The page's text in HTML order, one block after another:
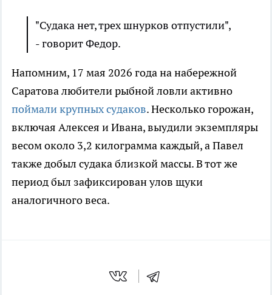
"Судака нет, трех шнурков отпустили",
- говорит Федор.
Напомним, 17 мая 2026 года на набережной
Саратова любители рыбной ловли активно
поймали крупных судаков. Несколько горожан,
включая Алексея и Ивана, выудили экземпляры
весом около 3,2 килограмма каждый, а Павел
также добыл судака близкой массы. В тот же
период был зафиксирован улов щуки
аналогичного веса.